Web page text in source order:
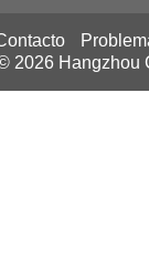
2026 Hangzhou